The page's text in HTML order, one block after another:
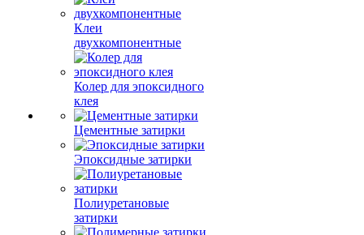
Клеи
двухкомпонентные
Колер для эпоксидного
клея
Цементные затирки
Эпоксидные затирки
Полиуретановые
затирки